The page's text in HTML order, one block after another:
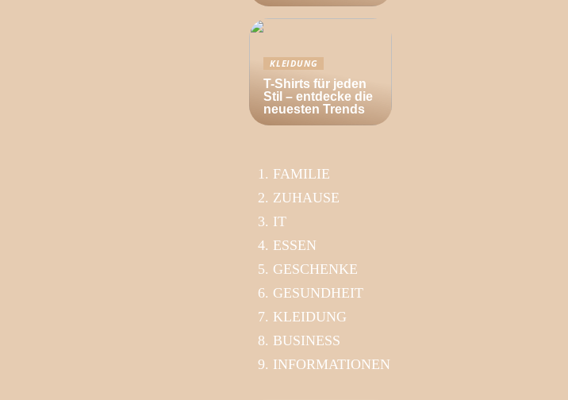
KLEIDUNG
T-Shirts für jeden
Stil – entdecke die
neuesten Trends
FAMILIE
ZUHAUSE
IT
ESSEN
GESCHENKE
GESUNDHEIT
KLEIDUNG
BUSINESS
INFORMATIONEN